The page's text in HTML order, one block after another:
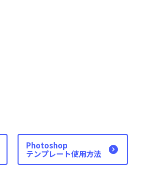
Photoshop
テンプレート使用方法